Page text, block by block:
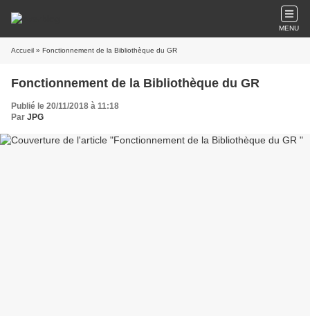
MENU
Accueil » Fonctionnement de la Bibliothèque du GR
Fonctionnement de la Bibliothèque du GR
Publié le 20/11/2018 à 11:18
Par JPG